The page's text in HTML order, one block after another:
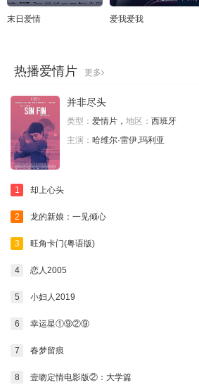
末日爱情 爱我爱我
热播爱情片 更多
并非尽头
类型： 爱情片， 地区： 西班牙
主演： 哈维尔·雷伊,玛利亚
1 却上心头
2 龙的新娘：一见倾心
3 旺角卡门(粤语版)
4 恋人2005
5 小妇人2019
6 幸运星①⑨②⑨
7 春梦留痕
8 壹吻定情电影版②：大学篇